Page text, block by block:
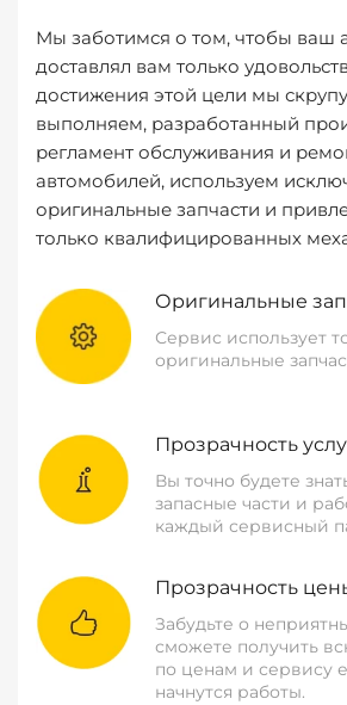
Мы заботимся о том, чтобы ваш
доставлял вам только
достижения этой цели мы
выполняем, разработанный
регламент обслуживания и
автомобилей, используем
оригинальные запчасти и
только квалифицированных
Оригинальные
Сервис использует
оригинальные
Прозрачность
Вы точно будете
запасные части и
каждый сервисный
Прозрачность
Забудьте о
сможете получить
по ценам и сервису
начнутся работы.